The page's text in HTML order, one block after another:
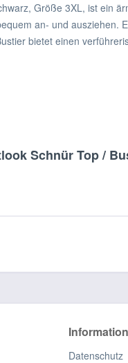
Größe 3XL, ist ein
an- und
bietet einen
Schnür Top /
Datenschutz